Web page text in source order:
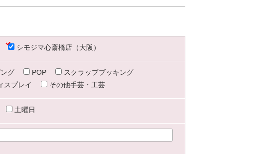
シモジマ心斎橋店（大阪）
グ POP
スクラップブッキング
スプレイ その他手芸・工芸
土曜日